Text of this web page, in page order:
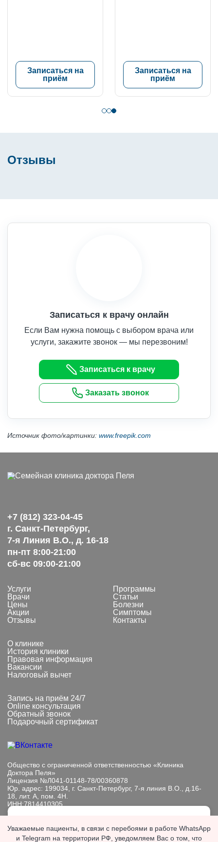
Записаться на
приём
Записаться на
приём
Отзывы
Записаться к врачу онлайн
Если Вам нужна помощь с выбором врача или
услуги, закажите звонок — мы перезвоним!
Записаться к врачу
Заказать звонок
Источник фото/картинки: www.freepik.com
+7 (812) 323-04-45
г. Санкт-Петербург,
7-я Линия В.О., д. 16-18
пн-пт 8:00-21:00
сб-вс 09:00-21:00
Услуги
Врачи
Цены
Акции
Отзывы
Программы
Статьи
Болезни
Симптомы
Контакты
О клинике
История клиники
Правовая информация
Вакансии
Налоговый вычет
Запись на приём 24/7
Online консультация
Обратный звонок
Подарочный сертификат
Общество с ограниченной ответственностью «Клиника
Доктора Пеля»
Лицензия №Л041-01148-78/00360878
Юр. адрес: 199034, г. Санкт-Петербург, 7-я линия В.О., д.16-
18, лит. А, пом. 4Н.
ИНН:7814410305
ОГРН: 1089847233101
Информация, представленная на сайте, носит исключительно
информационный характер. Размещенная на сайте
сайта. Продолжая пользоваться сайтом, вы
выражаетесогласие с политикой
Уважаемые пациенты, в связи с перебоями в работе WhatsApp
и Telegram на территории РФ, уведомляем Вас о том, что